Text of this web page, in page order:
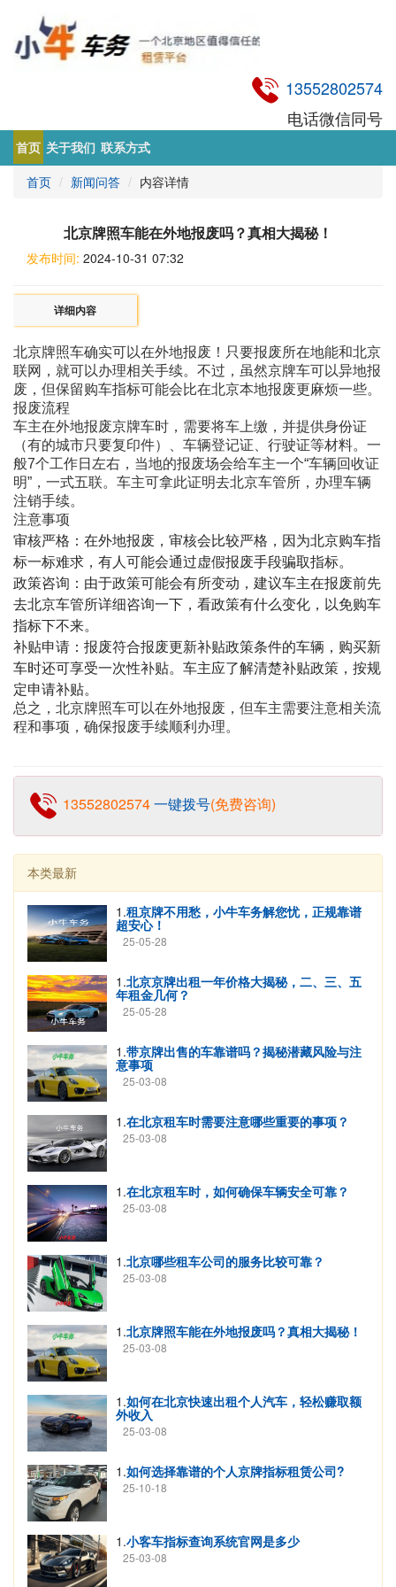
13552802574
电话微信同号
首页 关于我们 联系方式
首页
新闻问答 内容详情
北京牌照车能在外地报废吗？真相大揭秘！
发布时间: 2024-10-31 07:32
详细内容
北京牌照车确实可以在外地报废 ‌！只要报废所在地能和北京
联网，就可以办理相关手续。不过，虽然京牌车可以异地报
废，但保留购车指标可能会比在北京本地报废更麻烦一些。
报废流程
车主在外地报废京牌车时，需要将车上缴，并提供身份证
（有的城市只要复印件）、车辆登记证、行驶证等材料。一
般7个工作日左右，当地的报废场会给车主一个“车辆回收证
明”，一式五联。车主可拿此证明去北京车管所，办理车辆
注销手续。
注意事项
审核严格 ‌：在外地报废，审核会比较严格，因为北京购车指
标一标难求，有人可能会通过虚假报废手段骗取指标。
政策咨询 ‌：由于政策可能会有所变动，建议车主在报废前先
去北京车管所详细咨询一下，看政策有什么变化，以免购车
指标下不来。
补贴申请 ‌：报废符合报废更新补贴政策条件的车辆，购买新
车时还可享受一次性补贴。车主应了解清楚补贴政策，按规
定申请补贴。
总之，北京牌照车可以在外地报废，但车主需要注意相关流
程和事项，确保报废手续顺利办理。
13552802574一键拨号(免费咨询)
本类最新
1.租京牌不用愁，小牛车务解您忧，正规靠谱
超安心！
25-05-28
1.北京京牌出租一年价格大揭秘，二、三、五
年租金几何？
25-05-28
1.带京牌出售的车靠谱吗？揭秘潜藏风险与注
意事项
25-03-08
1.在北京租车时需要注意哪些重要的事项？
25-03-08
1.在北京租车时，如何确保车辆安全可靠？
25-03-08
1.北京哪些租车公司的服务比较可靠？
25-03-08
1.北京牌照车能在外地报废吗？真相大揭秘！
25-03-08
1.如何在北京快速出租个人汽车，轻松赚取额
外收入
25-03-08
1.如何选择靠谱的个人京牌指标租赁公司?
25-10-18
1.小客车指标查询系统官网是多少
25-03-08